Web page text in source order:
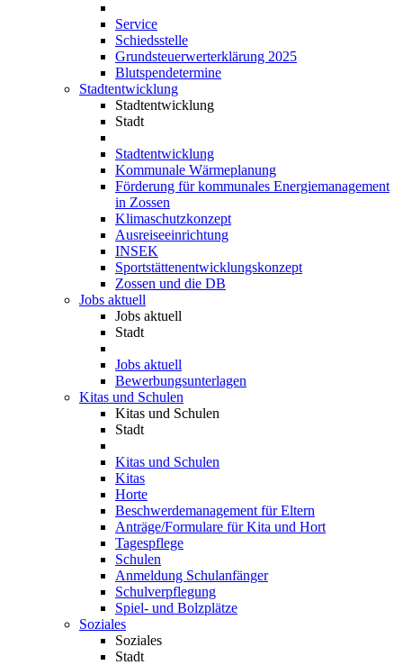
Service
Schiedsstelle
Grundsteuerwerterklärung 2025
Blutspendetermine
Stadtentwicklung
Stadtentwicklung
Stadt
Stadtentwicklung
Kommunale Wärmeplanung
Förderung für kommunales Energiemanagement
in Zossen
Klimaschutzkonzept
Ausreiseeinrichtung
INSEK
Sportstättenentwicklungskonzept
Zossen und die DB
Jobs aktuell
Jobs aktuell
Stadt
Jobs aktuell
Bewerbungsunterlagen
Kitas und Schulen
Kitas und Schulen
Stadt
Kitas und Schulen
Kitas
Horte
Beschwerdemanagement für Eltern
Anträge/Formulare für Kita und Hort
Tagespflege
Schulen
Anmeldung Schulanfänger
Schulverpflegung
Spiel- und Bolzplätze
Soziales
Soziales
Stadt